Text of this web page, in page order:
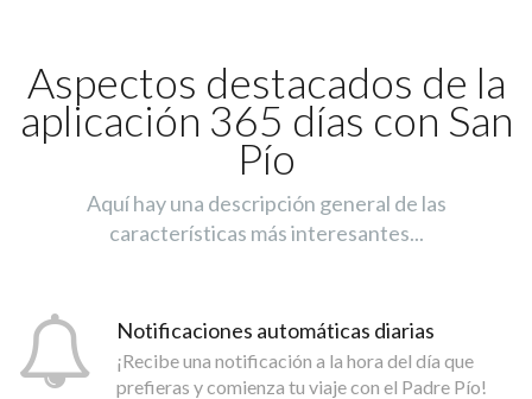
Aspectos destacados de la
aplicación 365 días con San
Pío
Aquí hay una descripción general de las
características más interesantes...
Notificaciones automáticas diarias
¡Recibe una notificación a la hora del día que
prefieras y comienza tu viaje con el Padre Pío!